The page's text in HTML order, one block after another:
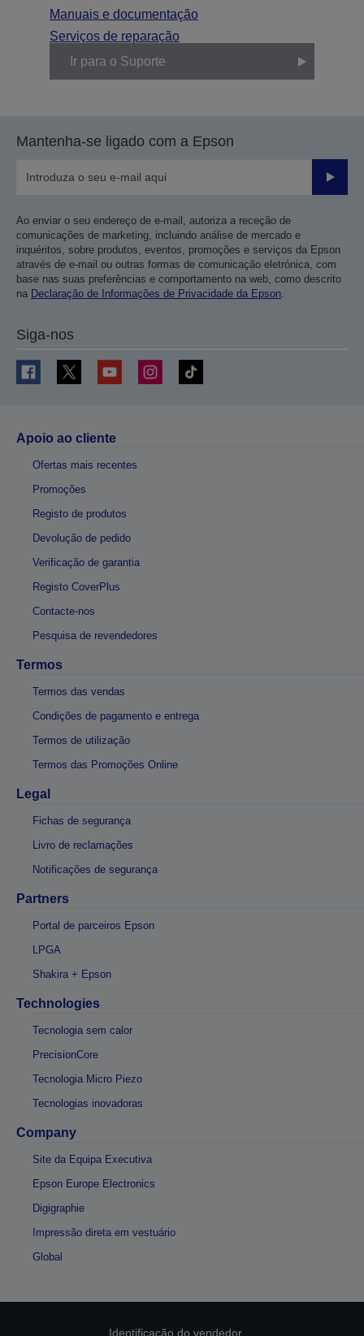
Manuais e documentação
Serviços de reparação
Ir para o Suporte
Mantenha-se ligado com a Epson
Enviar
Ao enviar o seu endereço de e-mail, autoriza a receção de
comunicações de marketing, incluindo análise de mercado e
inquéritos, sobre produtos, eventos, promoções e serviços da Epson
através de e-mail ou outras formas de comunicação eletrónica, com
base nas suas preferências e comportamento na web, como descrito
na Declaração de Informações de Privacidade da Epson.
Siga-nos
Apoio ao cliente
Ofertas mais recentes
Promoções
Registo de produtos
Devolução de pedido
Verificação de garantia
Registo CoverPlus
Contacte-nos
Pesquisa de revendedores
Termos
Termos das vendas
Condições de pagamento e entrega
Termos de utilização
Termos das Promoções Online
Legal
Fichas de segurança
Livro de reclamações
Notificações de segurança
Partners
Portal de parceiros Epson
LPGA
Shakira + Epson
Technologies
Tecnologia sem calor
PrecisionCore
Tecnologia Micro Piezo
Tecnologias inovadoras
Company
Site da Equipa Executiva
Epson Europe Electronics
Digigraphie
Impressão direta em vestuário
Global
Identificação do vendedor